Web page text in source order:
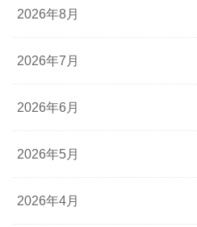
2026年8月
2026年7月
2026年6月
2026年5月
2026年4月